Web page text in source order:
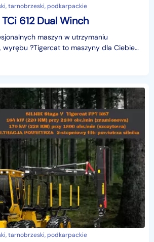
tarnobrzeski, podkarpackie
612 Dual Winch
maszyn w utrzymaniu
wyrębu ?Tigercat to maszyny dla Ciebie
TCI 612 DUAL WINCH.Opis techn
tarnobrzeski, podkarpackie